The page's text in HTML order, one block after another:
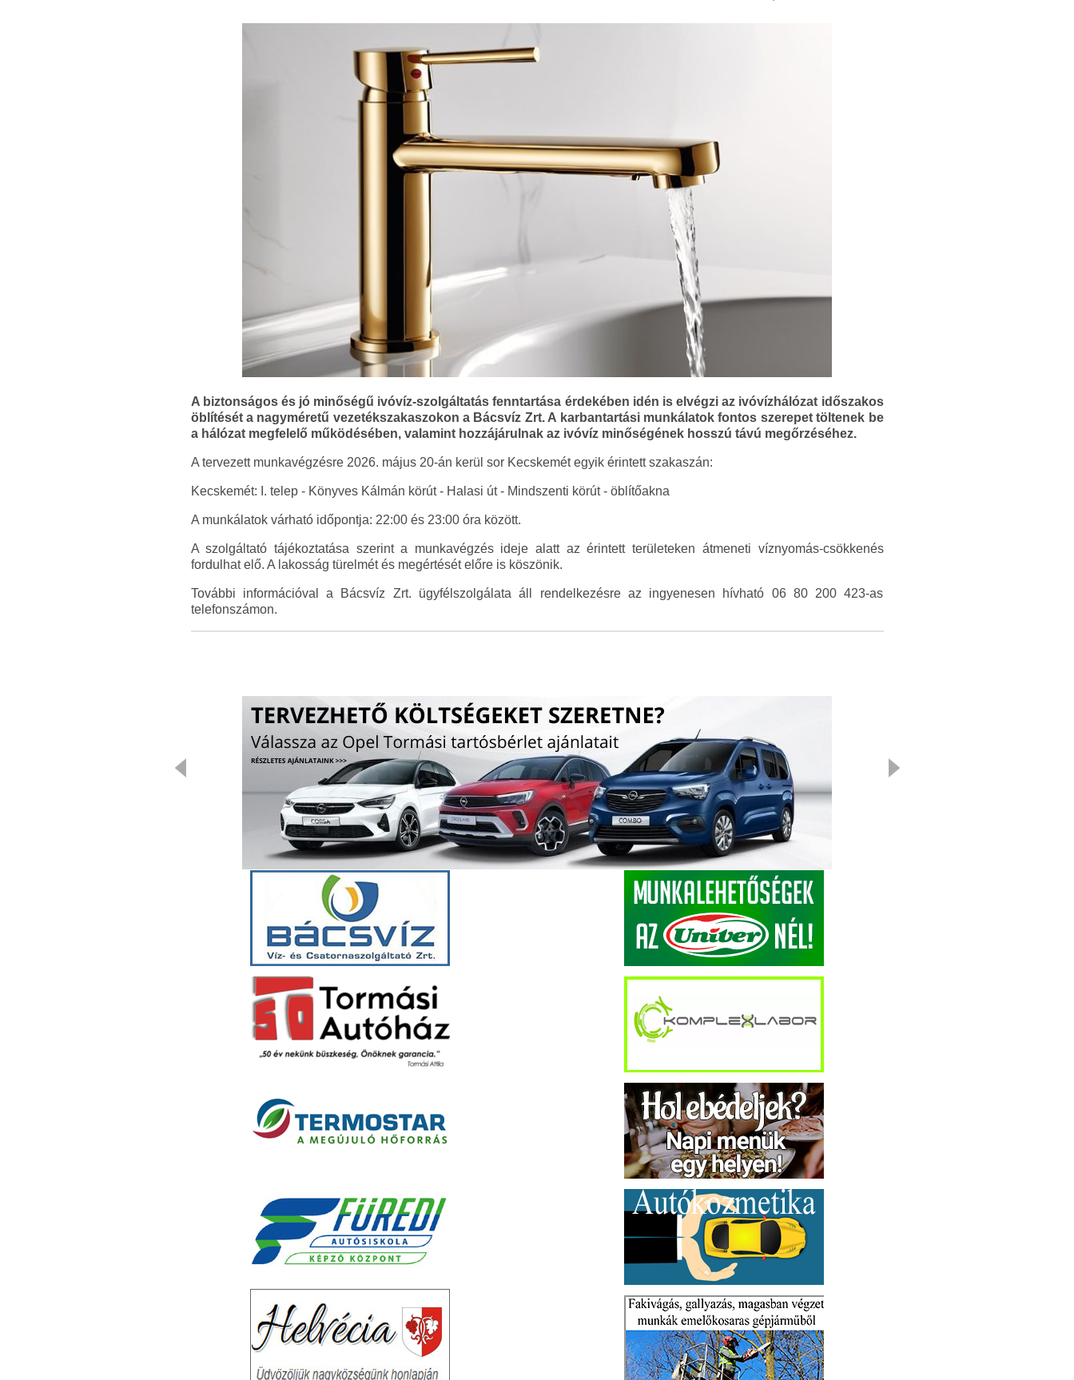
A biztonságos és jó minőségű ivóvíz-szolgáltatás fenntartása érdekében idén is elvégzi az ivóvízhálózat időszakos
öblítését a nagyméretű vezetékszakaszokon a Bácsvíz Zrt. A karbantartási munkálatok fontos szerepet töltenek be
a hálózat megfelelő működésében, valamint hozzájárulnak az ivóvíz minőségének hosszú távú megőrzéséhez.
A tervezett munkavégzésre 2026. május 20-án kerül sor Kecskemét egyik érintett szakaszán:
Kecskemét: I. telep - Könyves Kálmán körút - Halasi út - Mindszenti körút - öblítőakna
A munkálatok várható időpontja: 22:00 és 23:00 óra között.
A szolgáltató tájékoztatása szerint a munkavégzés ideje alatt az érintett területeken átmeneti víznyomás-csökkenés
fordulhat elő. A lakosság türelmét és megértését előre is köszönik.
További információval a Bácsvíz Zrt. ügyfélszolgálata áll rendelkezésre az ingyenesen hívható 06 80 200 423-as
telefonszámon.